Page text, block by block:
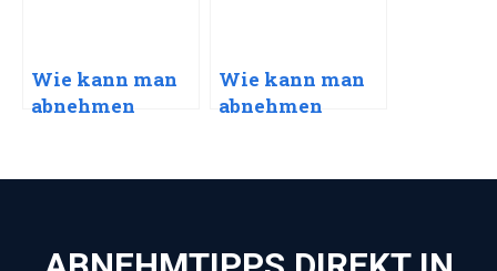
Wie kann man
abnehmen
Wie kann man
abnehmen